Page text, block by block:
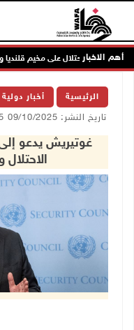
أهم الاخبار
الرئيسية أخبار دولية
تاريخ النشر: 09/10/2025 05:05 م
غوتيريش يدعو